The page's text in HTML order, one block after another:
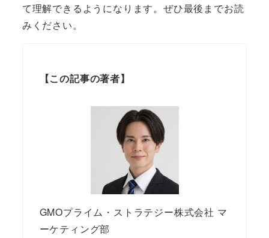
て理解できるようになります。ぜひ最後までお読
みください。
【この記事の著者】
GMOプライム・ストラテジー株式会社 マ
ーケティング部